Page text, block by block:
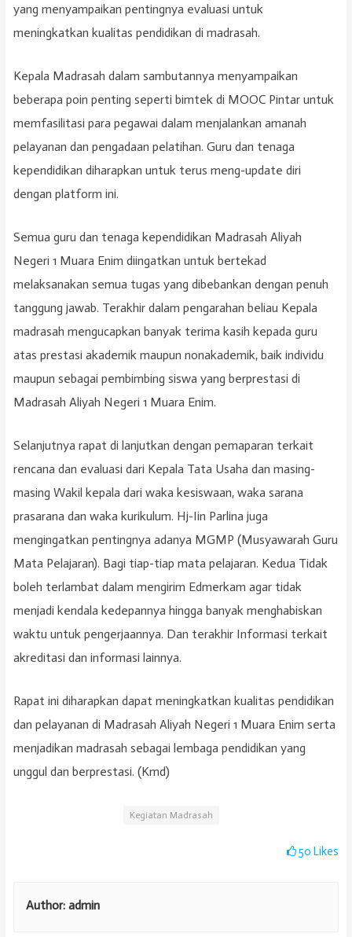
yang menyampaikan pentingnya evaluasi untuk
meningkatkan kualitas pendidikan di madrasah.
Kepala Madrasah dalam sambutannya menyampaikan
beberapa poin penting seperti bimtek di MOOC Pintar untuk
memfasilitasi para pegawai dalam menjalankan amanah
pelayanan dan pengadaan pelatihan. Guru dan tenaga
kependidikan diharapkan untuk terus meng-update diri
dengan platform ini.
Semua guru dan tenaga kependidikan Madrasah Aliyah
Negeri 1 Muara Enim diingatkan untuk bertekad
melaksanakan semua tugas yang dibebankan dengan penuh
tanggung jawab. Terakhir dalam pengarahan beliau Kepala
madrasah mengucapkan banyak terima kasih kepada guru
atas prestasi akademik maupun nonakademik, baik individu
maupun sebagai pembimbing siswa yang berprestasi di
Madrasah Aliyah Negeri 1 Muara Enim.
Selanjutnya rapat di lanjutkan dengan pemaparan terkait
rencana dan evaluasi dari Kepala Tata Usaha dan masing-
masing Wakil kepala dari waka kesiswaan, waka sarana
prasarana dan waka kurikulum. Hj-Iin Parlina juga
mengingatkan pentingnya adanya MGMP (Musyawarah Guru
Mata Pelajaran). Bagi tiap-tiap mata pelajaran. Kedua Tidak
boleh terlambat dalam mengirim Edmerkam agar tidak
menjadi kendala kedepannya hingga banyak menghabiskan
waktu untuk pengerjaannya. Dan terakhir Informasi terkait
akreditasi dan informasi lainnya.
Rapat ini diharapkan dapat meningkatkan kualitas pendidikan
dan pelayanan di Madrasah Aliyah Negeri 1 Muara Enim serta
menjadikan madrasah sebagai lembaga pendidikan yang
unggul dan berprestasi. (Kmd)
Kegiatan Madrasah
50Likes
Author: admin